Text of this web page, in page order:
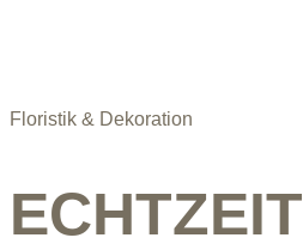
Floristik & Dekoration
ECHTZEIT